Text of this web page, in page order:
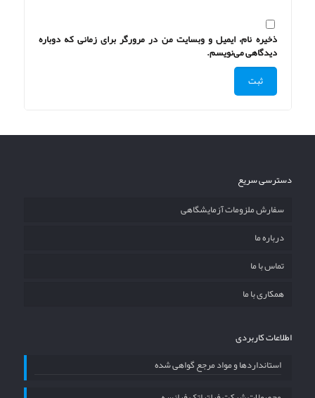
ذخیره نام، ایمیل و وبسایت من در مرورگر برای زمانی که دوباره
دیدگاهی می‌نویسم.
دسترسی سریع
سفارش ملزومات آزمایشگاهی
درباره ما
تماس با ما
همکاری با ما
اطلاعات کاربردی
استانداردها و مواد مرجع گواهی شده